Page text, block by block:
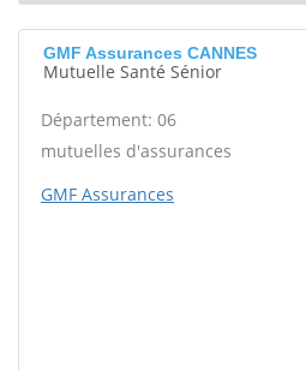
GMF Assurances CANNES
Mutuelle Santé Sénior
Département: 06
mutuelles d'assurances
GMF Assurances